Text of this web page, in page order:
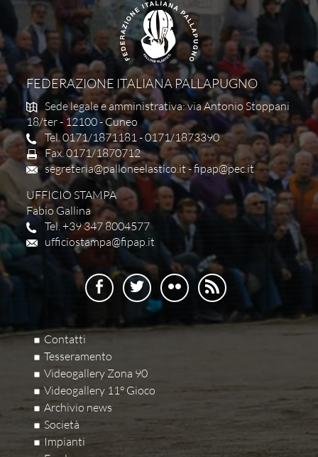
FEDERAZIONE ITALIANA PALLAPUGNO
Sede legale e amministrativa: via Antonio Stoppani
18/ter - 12100 - Cuneo
Tel. 0171/1871181 - 0171/1873390
Fax. 0171/1870712
segreteria@palloneelastico.it-fipap@pec.it
UFFICIO STAMPA
Fabio Gallina
Tel. +39 347 8004577
ufficiostampa@fipap.it
Contatti
Tesseramento
Videogallery Zona 90
Videogallery 11° Gioco
Archivio news
Società
Impianti